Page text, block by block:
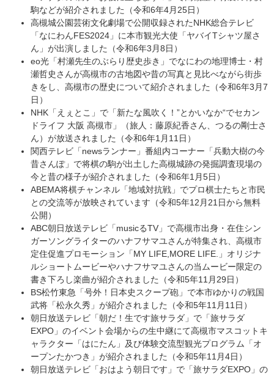
駒などが紹介されました（令和6年4月25日）
高槻城公園芸術文化劇場で公開収録されたNHK総合テレビ
「なにわんFES2024」に本市観光大使「ヤバイTシャツ屋さ
ん」が出演しました（令和6年3月8日）
eo光「村瀬先生のぶらり歴史歩き」でなにわの地理博士・村
瀬哲史さんが高槻市の古地図や昔の写真と見比べながら街歩
きをし、高槻市の歴史について紹介されました（令和6年3月7
日）
NHK「えぇとこ」で「新たな風吹く！”とかいなか“でセカン
ドライフ 大阪 高槻市」（旅人：藤原紀香さん、つるの剛士さ
ん）が放送されました（令和6年1月11日）
関西テレビ「newsランナー」番組内コーナー「兵動大樹の今
昔さんぽ」で将棋の駒が出土した高槻城跡の発掘調査現場の
今と昔の様子が紹介されました（令和6年1月5日）
ABEMA将棋チャンネル「地域対抗戦」でプロ棋士たちと市民
との交流等が放映されています（令和5年12月21日から無料
公開）
ABC朝日放送テレビ「musicるTV」で高槻市出身・在住シン
ガーソングライターのハナフサマユさんが特集され、高槻市
定住促進プロモーション「MY LIFE,MORE LIFE.」オリジナ
ルショートムービーやハナフサマユさんの当ムービー限定の
書き下ろし楽曲が紹介されました（令和5年11月29日）
BS松竹東急「号外！日本史スクープ砲」で本市ゆかりの戦国
武将「松永久秀」が紹介されました（令和5年11月11日）
朝日放送テレビ「朝だ！生です旅サラダ」で「旅サラダ
EXPO」のイベント会場からの生中継にて高槻市マスコットキ
ャラクター「はにたん」及び体験交流型観光プログラム「オ
ープンたかつき」が紹介されました（令和5年11月4日）
朝日放送テレビ「おはよう朝日です」で「旅サラダEXPO」の